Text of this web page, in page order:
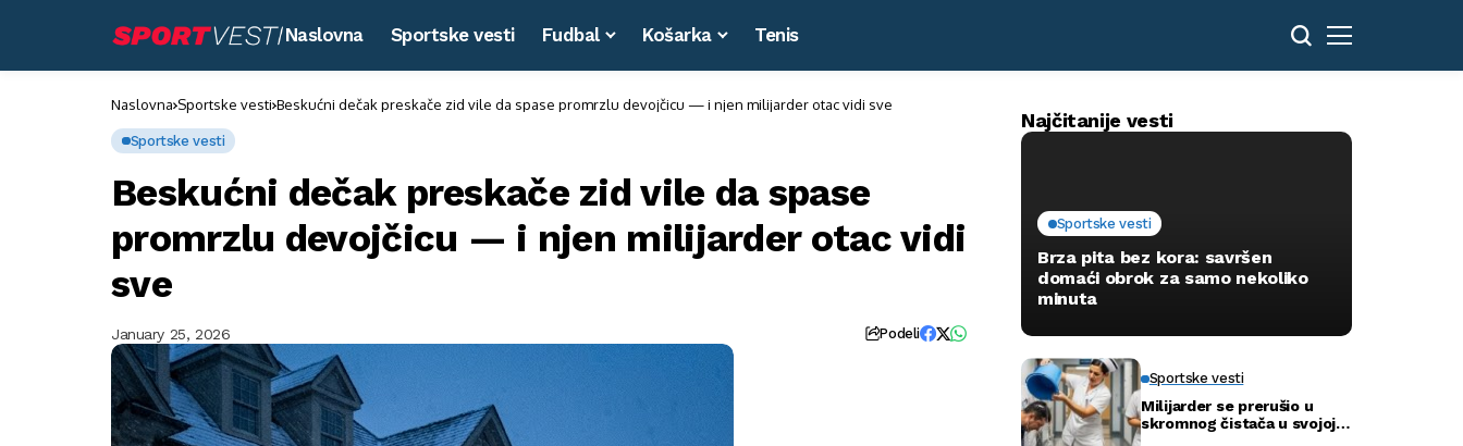
Naslovna Sportske vesti Fudbal Košarka Tenis
Naslovna Sportske vesti Beskućni dečak preskače zid vile da spase promrzlu devojčicu — i njen milijarder otac vidi sve
Sportske vesti
Beskućni dečak preskače zid vile da spase
promrzlu devojčicu — i njen milijarder otac vidi
sve
January 25, 2026 Podeli
Najčitanije vesti
Sportske vesti
Brza pita bez kora: savršen
domaći obrok za samo nekoliko
minuta
Sportske vesti
Milijarder se prerušio u
skromnog čistača u svojoj